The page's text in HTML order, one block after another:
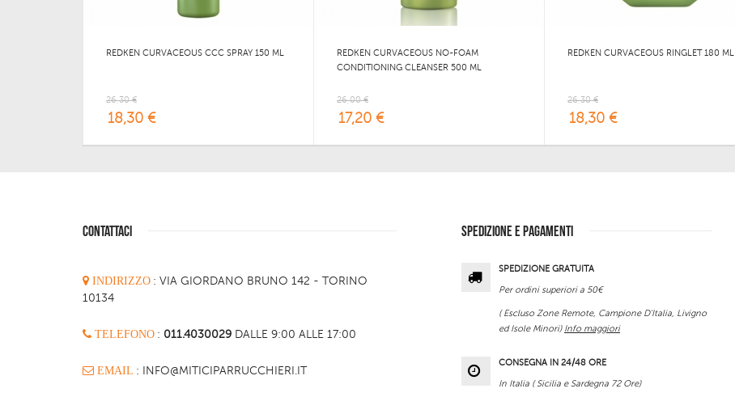
REDKEN CURVACEOUS CCC SPRAY 150 ML
26,30 €
18,30 €
REDKEN CURVACEOUS NO-FOAM
CONDITIONING CLEANSER 500 ML
26,00 €
17,20 €
REDKEN CURVACEOUS RINGLET 180 ML
26,30 €
18,30 €
CONTATTACI
INDIRIZZO : VIA GIORDANO BRUNO 142 - TORINO
10134
TELEFONO : 011.4030029 DALLE 9:00 ALLE 17:00
EMAIL : INFO@MITICIPARRUCCHIERI.IT
SPEDIZIONE E PAGAMENTI
SPEDIZIONE GRATUITA
Per ordini superiori a 50€
( Escluso Zone Remote, Campione D'Italia, Livigno
ed Isole Minori) Info maggiori
CONSEGNA IN 24/48 ORE
In Italia ( Sicilia e Sardegna 72 Ore)